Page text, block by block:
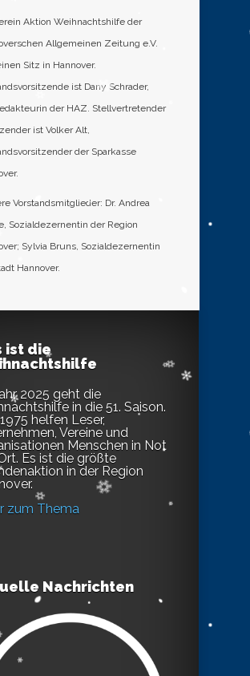
Aktion Weihnachtshilfe der
Allgemeinen Zeitung e.V.
Sitz in Hannover.
ist Dany Schrader,
der HAZ. Stellvertretender
ist Volker Alt,
der Sparkasse
Vorstandsmitglieder: Dr. Andrea
Sozialdezernentin der Region
Sylvia Bruns, Sozialdezernentin
Hannover.
ist die
2025 geht die
in die 51. Saison.
helfen Leser,
Vereine und
Menschen in Not
Es ist die größte
in der Region
zum Thema
Nachrichten